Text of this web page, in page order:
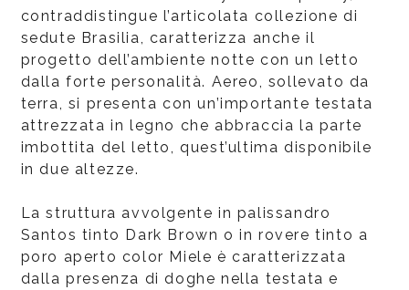
contraddistingue l’articolata collezione di
sedute Brasilia, caratterizza anche il
progetto dell’ambiente notte con un letto
dalla forte personalità. Aereo, sollevato da
terra, si presenta con un’importante testata
attrezzata in legno che abbraccia la parte
imbottita del letto, quest’ultima disponibile
in due altezze.
La struttura avvolgente in palissandro
Santos tinto Dark Brown o in rovere tinto a
poro aperto color Miele è caratterizzata
dalla presenza di doghe nella testata e